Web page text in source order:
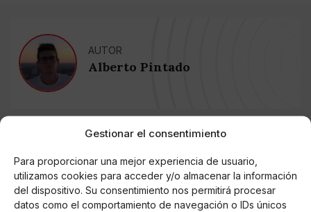
Gestionar el consentimiento
Para proporcionar una mejor experiencia de usuario,
utilizamos cookies para acceder y/o almacenar la información
del dispositivo. Su consentimiento nos permitirá procesar
datos como el comportamiento de navegación o IDs únicos
AUTOR
Alberto Pintado
Noticias relacionadas
Online Casino
Mejores Cripto Casinos Online en
Colombia 2025: Bitcoin Casinos